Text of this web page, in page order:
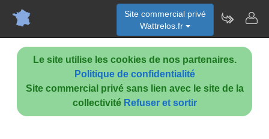
Le site utilise les cookies de nos partenaires.
Politique de confidentialité
Site commercial privé sans lien avec le site de la
collectivité Refuser et sortir
Site commercial privé
Wattrelos.fr